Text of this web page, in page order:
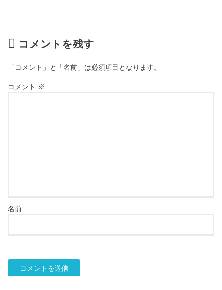
コメントを残す
「コメント」と「名前」は必須項目となります。
コメント ※
名前